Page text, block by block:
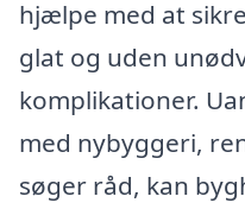
hjælpe med at
glat og uden
komplikationer.
med nybyggeri,
søger råd, kan